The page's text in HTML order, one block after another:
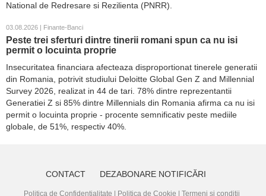
National de Redresare si Rezilienta (PNRR).
03.08.2026 | Finante-Banci
Peste trei sferturi dintre tinerii romani spun ca nu isi
permit o locuinta proprie
Insecuritatea financiara afecteaza disproportionat tinerele generatii
din Romania, potrivit studiului Deloitte Global Gen Z and Millennial
Survey 2026, realizat in 44 de tari. 78% dintre reprezentantii
Generatiei Z si 85% dintre Millennials din Romania afirma ca nu isi
permit o locuinta proprie - procente semnificativ peste mediile
globale, de 51%, respectiv 40%.
CONTACT DEZABONARE NOTIFICĂRI
Politica de Confidențialitate Politica de Cookie Termeni și condiții